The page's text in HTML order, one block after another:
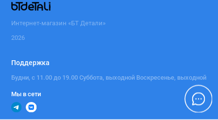
Интернет-магазин «БТ Детали»
2026
Поддержка
Будни, с 11.00 до 19.00 Суббота, выходной Воскресенье, выходной
Мы в сети